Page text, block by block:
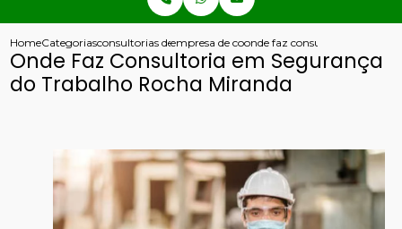
HomeCategoriasconsultorias de seguranca do trabalho
empresa de consultoria de seguranca do
onde faz consultoria em
Onde Faz Consultoria em Segurança
do Trabalho Rocha Miranda